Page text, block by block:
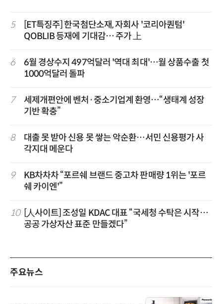
5
[ET특징주] 한국첨단소재, 자회사 '코리아퀀텀'
QOBLIB 등재에 기대감… 주가 上
6
6월 경상수지 497억달러 '역대 최대'…월 상품수출 첫
1000억달러 돌파
7
세제개편안에 벤처·중소기업계 환영…“생태계 성장
기반 확충”
8
대출 못 받아 신용 못 쌓는 악순환…서민 신용평가 사
각지대 메운다
9
KB차차차 “포르쉐 브랜드 중고차 판매량 1위는 '포르
쉐 카이엔'”
10
[人사이트] 조성일 KDAC 대표 “국세청 수탁은 시작…
공공 가상자산 표준 만들겠다”
주요뉴스